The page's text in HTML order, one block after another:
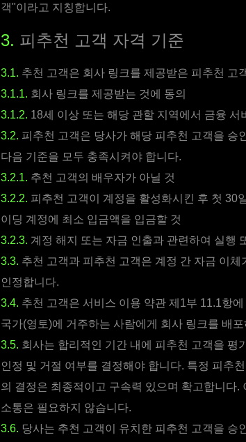
객"이라고 지칭합니다.
3. 피추천 고객 자격 기준
3.1. 추천 고객은 회사 링크를 제공받은 피추천 고
3.1.1. 회사 링크를 제공받는 것에 동의
3.1.2. 18세 이상 또는 해당 관할 지역에서 금융
3.2. 피추천 고객은 당사가 해당 피추천 고객을 승
다음 기준을 모두 충족시켜야 합니다.
3.2.1. 추천 고객의 배우자가 아닐 것
3.2.2. 피추천 고객이 계정을 활성화시킨 후 첫 30
이딩 계정에 최소 입금액을 입금할 것
3.2.3. 계정 해지 또는 자금 인출과 관련하여 실행
3.3. 추천 고객과 피추천 고객은 계정 간 자금 이
인정합니다.
3.4. 추천 고객은 서비스 이용 약관 제1부 11.1항
국가(영토)에 거주하는 사람에게 회사 링크를 배
3.5. 회사는 합리적인 기간 내에 피추천 고객을 평
인정 및 거절 여부를 결정해야 합니다. 특정 피추
의 결정은 최종적이고 구속력 있으며 확고합니다.
소통은 필요하지 않습니다.
3.6. 당사는 추천 고객이 유치한 피추천 고객을